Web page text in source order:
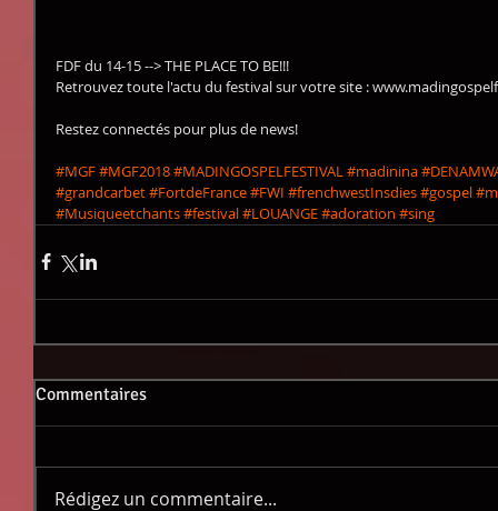
FDF du 14-15 --> THE PLACE TO BE!!!
Retrouvez toute l'actu du festival sur votre site :
Restez connectés pour plus de news!
#MGF#MGF2018#MADINGOSPELFESTIVAL#madinina
#grandcarbet#FortdeFrance#FWI #frenchwestInsdies#gospel
#Musiqueetchants#festival#LOUANGE#adoration #sing
Commentaires
Rédigez un commentaire...